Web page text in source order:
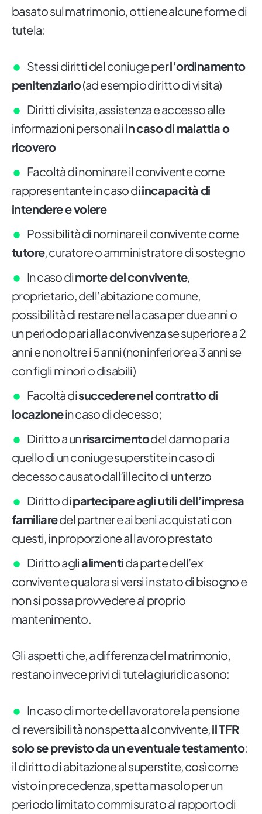
basato sul matrimonio, ottiene alcune forme di
tutela:
Stessi diritti del coniuge perl’ordinamento
penitenziario(ad esempio diritto di visita)
Diritti di visita, assistenza e accesso alle
informazioni personali in caso di malattia o
ricovero
Facoltà di nominare il convivente come
rappresentante in caso diincapacità di
intendere e volere
Possibilità di nominare il convivente come
tutore, curatore o amministratore di sostegno
In caso dimorte del convivente,
proprietario, dell’abitazione comune,
possibilità di restare nella casa per due anni o
un periodo pari alla convivenza se superiore a 2
anni e non oltre i 5 anni (non inferiore a 3 anni se
con figli minori o disabili)
Facoltà disuccedere nel contratto di
locazionein caso di decesso;
Diritto a unrisarcimentodel danno pari a
quello di un coniuge superstite in caso di
decesso causato dall’illecito di un terzo
Diritto dipartecipare agli utili dell’impresa
familiaredel partner e ai beni acquistati con
questi, in proporzione al lavoro prestato
Diritto aglialimentida parte dell’ex
convivente qualora si versi in stato di bisogno e
non si possa provvedere al proprio
mantenimento.
Gli aspetti che, a differenza del matrimonio,
restano invece privi di tutela giuridica sono:
In caso di morte del lavoratore la pensione
di reversibilità non spetta al convivente,il TFR
solo se previsto da un eventuale testamento:
il diritto di abitazione al superstite, così come
visto in precedenza, spetta ma solo per un
periodo limitato commisurato al rapporto di